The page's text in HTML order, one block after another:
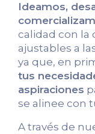
Ideamos,
calidad con la
ajustables a
ya que, en
tus
aspiraciones
se alinee con
A través de